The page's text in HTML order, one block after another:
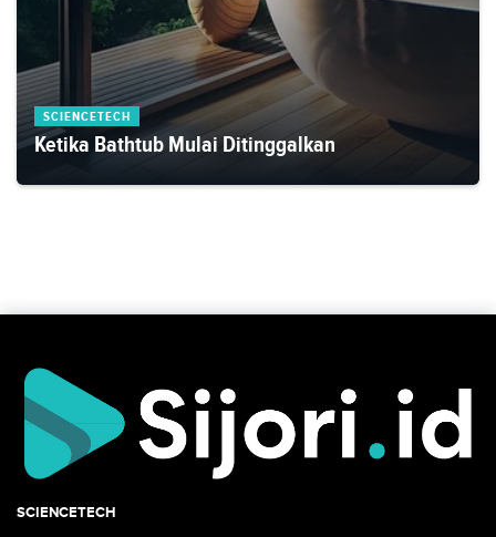
SCIENCETECH
Ketika Bathtub Mulai Ditinggalkan
SCIENCETECH